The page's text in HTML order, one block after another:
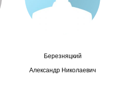
Березняцкий
Александр Николаевич